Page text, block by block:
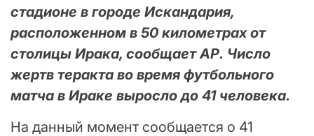
стадионе в городе Искандария,
расположенном в 50 километрах от
столицы Ирака, сообщает АР. Число
жертв теракта во время футбольного
матча в Ираке выросло до 41 человека.
На данный момент сообщается о 41